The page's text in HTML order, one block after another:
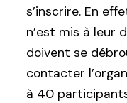
s’inscrire. En
n’est mis à leur
doivent se
contacter
à 40